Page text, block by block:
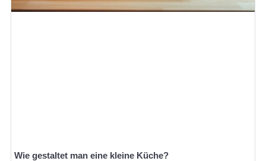
Wie gestaltet man eine kleine Küche?